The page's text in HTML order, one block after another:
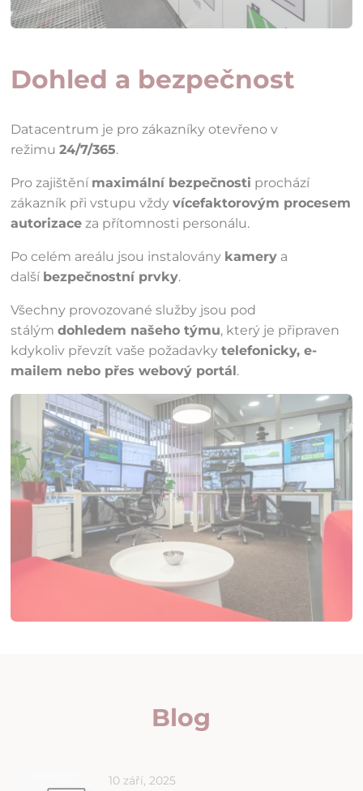
Dohled a bezpečnost
Datacentrum je pro zákazníky otevřeno v
režimu24/7/365.
Pro zajištění maximální bezpečnosti prochází
zákazník při vstupu vždyvícefaktorovým procesem
autorizace za přítomnosti personálu.
Po celém areálu jsou instalovány kamery a
další bezpečnostní prvky.
Všechny provozované služby jsou pod
stálýmdohledem našeho týmu, který je připraven
kdykoliv převzít vaše požadavkytelefonicky, e-
mailem nebo přes webový portál.
Blog
10 září, 2025